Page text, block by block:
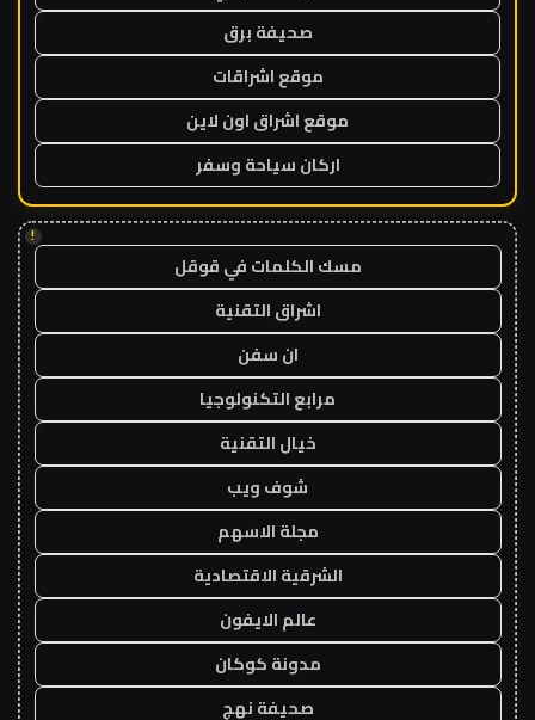
صحيفة برق
موقع اشراقات
موقع اشراق اون لاين
اركان سياحة وسفر
!
مسك الكلمات في قوقل
اشراق التقنية
ان سفن
مرابع التكنولوجيا
خيال التقنية
شوف ويب
مجلة الاسهم
الشرقية الاقتصادية
عالم الايفون
مدونة كوكان
صحيفة نهج